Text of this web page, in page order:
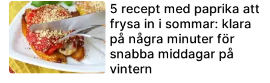
5 recept med paprika att
frysa in i sommar: klara
på några minuter för
snabba middagar på
vintern